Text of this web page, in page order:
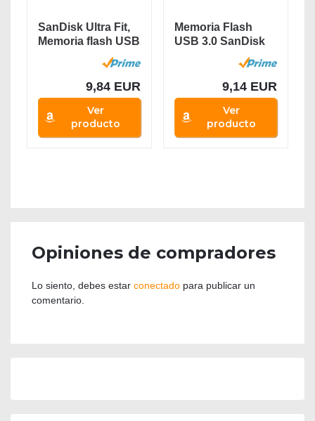
SanDisk Ultra Fit,
Memoria flash USB
3.1 de 64 GB...
9,84 EUR
Ver
producto
Memoria Flash
USB 3.0 SanDisk
Ultra de 64 GB,...
9,14 EUR
Ver
producto
Opiniones de compradores
Lo siento, debes estar conectado para publicar un
comentario.